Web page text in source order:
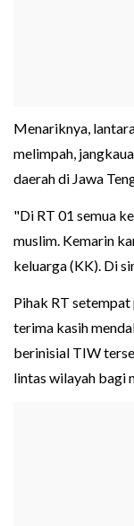
Menariknya,
melimpah,
daerah di Jawa
"Di RT 01 semua
muslim. Kemarin
keluarga (KK). Di
Pihak RT
terima kasih
berinisial TIW
lintas wilayah bagi